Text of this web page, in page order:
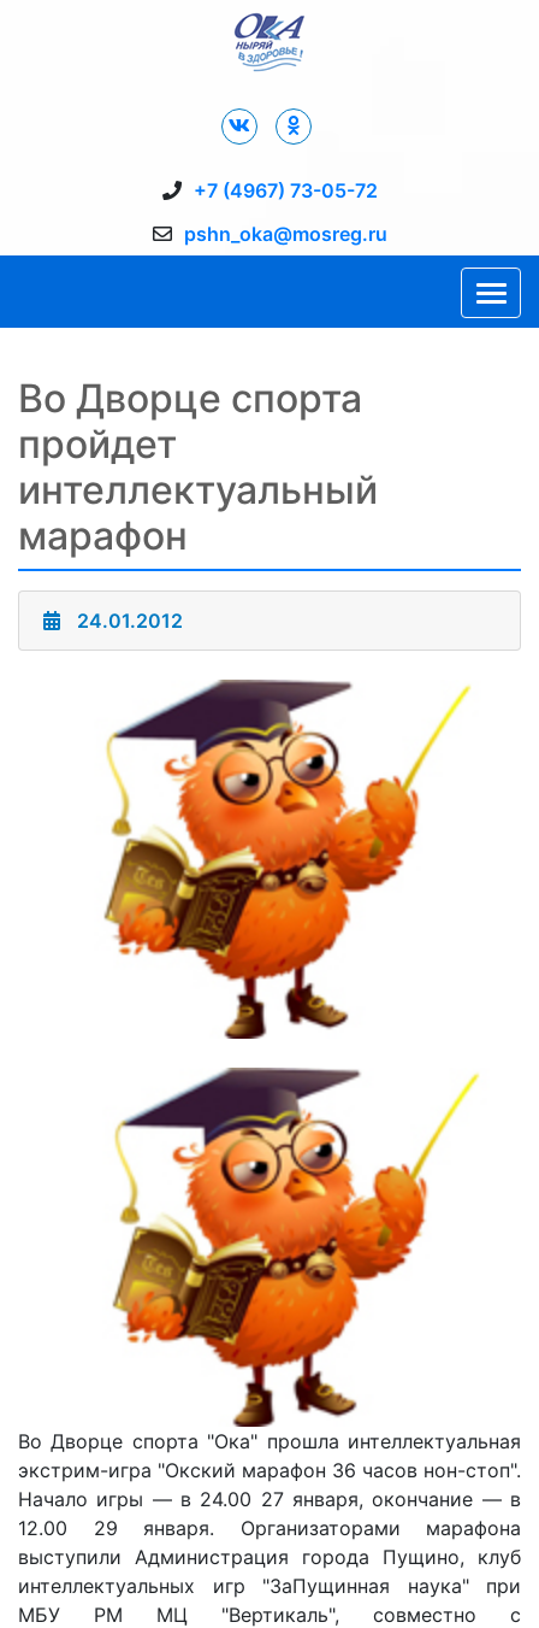
+7 (4967) 73-05-72
pshn_oka@mosreg.ru
Во Дворце спорта
пройдет
интеллектуальный
марафон
24.01.2012
Во Дворце спорта "Ока" прошла интеллектуальная
экстрим-игра "Окский марафон 36 часов нон-стоп".
Начало игры — в 24.00 27 января, окончание — в
12.00 29 января. Организаторами марафона
выступили Администрация города Пущино, клуб
интеллектуальных игр "ЗаПущинная наука" при
МБУ РМ МЦ "Вертикаль", совместно с